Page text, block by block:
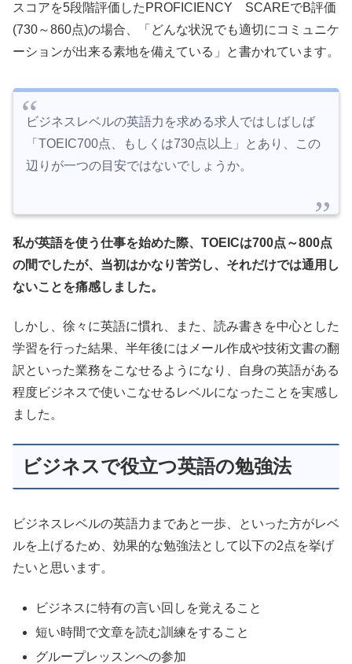
スコアを5段階評価したPROFICIENCY SCAREでB評価
(730～860点)の場合、「どんな状況でも適切にコミュニケ
ーションが出来る素地を備えている」と書かれています。
ビジネスレベルの英語力を求める求人ではしばしば
「TOEIC700点、もしくは730点以上」とあり、この
辺りが一つの目安ではないでしょうか。
私が英語を使う仕事を始めた際、TOEICは700点～800点
の間でしたが、当初はかなり苦労し、それだけでは通用し
ないことを痛感しました。
しかし、徐々に英語に慣れ、また、読み書きを中心とした
学習を行った結果、半年後にはメール作成や技術文書の翻
訳といった業務をこなせるようになり、自身の英語がある
程度ビジネスで使いこなせるレベルになったことを実感し
ました。
ビジネスで役立つ英語の勉強法
ビジネスレベルの英語力まであと一歩、といった方がレベ
ルを上げるため、効果的な勉強法として以下の2点を挙げ
たいと思います。
ビジネスに特有の言い回しを覚えること
短い時間で文章を読む訓練をすること
グループレッスンへの参加